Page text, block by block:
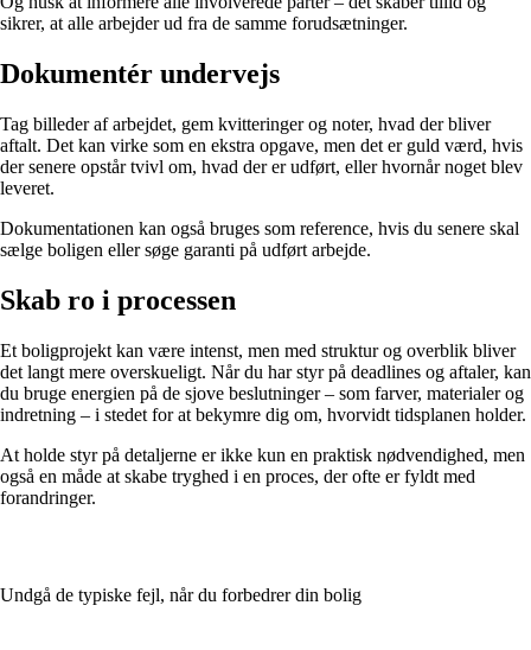
sikrer, at alle arbejder ud fra de samme forudsætninger.
Dokumentér undervejs
Tag billeder af arbejdet, gem kvitteringer og noter, hvad der bliver
aftalt. Det kan virke som en ekstra opgave, men det er guld værd, hvis
der senere opstår tvivl om, hvad der er udført, eller hvornår noget blev
leveret.
Dokumentationen kan også bruges som reference, hvis du senere skal
sælge boligen eller søge garanti på udført arbejde.
Skab ro i processen
Et boligprojekt kan være intenst, men med struktur og overblik bliver
det langt mere overskueligt. Når du har styr på deadlines og aftaler, kan
du bruge energien på de sjove beslutninger – som farver, materialer og
indretning – i stedet for at bekymre dig om, hvorvidt tidsplanen holder.
At holde styr på detaljerne er ikke kun en praktisk nødvendighed, men
også en måde at skabe tryghed i en proces, der ofte er fyldt med
forandringer.
Undgå de typiske fejl, når du forbedrer din bolig